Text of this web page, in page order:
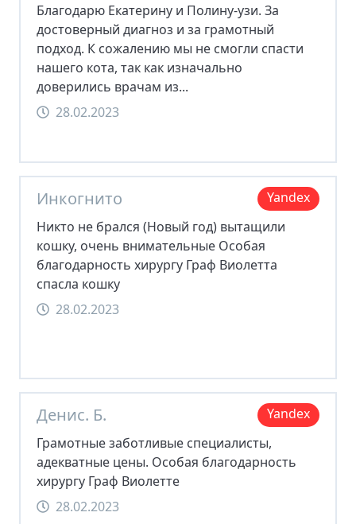
Благодарю Екатерину и Полину-узи. За
достоверный диагноз и за грамотный
подход. К сожалению мы не смогли спасти
нашего кота, так как изначально
доверились врачам из...
28.02.2023
Инкогнито
Yandex
Никто не брался (Новый год) вытащили
кошку, очень внимательные Особая
благодарность хирургу Граф Виолетта
спасла кошку
28.02.2023
Денис. Б.
Yandex
Грамотные заботливые специалисты,
адекватные цены. Особая благодарность
хирургу Граф Виолетте
28.02.2023